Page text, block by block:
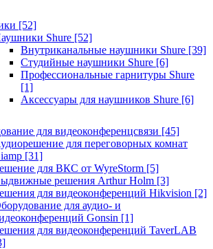
[52]
Shure [52]
Внутриканальные наушники Shure [39]
Студийные наушники Shure [6]
Профессиональные гарнитуры Shure
[1]
Аксессуары для наушников Shure [6]
для видеоконференцсвязи [45]
для переговорных комнат
[31]
для ВКС от WyreStorm [5]
решения Arthur Holm [3]
для видеоконференций Hikvision [2]
для аудио- и
Gonsin [1]
для видеоконференций TaverLAB